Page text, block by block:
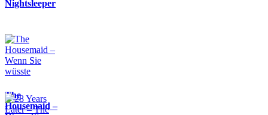
Nightsleeper
The
Housemaid –